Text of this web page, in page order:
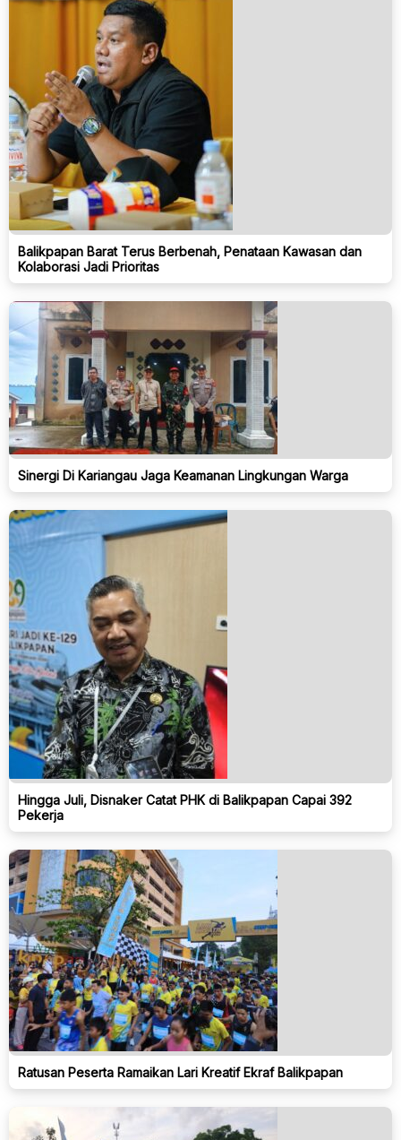
Balikpapan Barat Terus Berbenah, Penataan Kawasan dan
Kolaborasi Jadi Prioritas
Sinergi Di Kariangau Jaga Keamanan Lingkungan Warga
Hingga Juli, Disnaker Catat PHK di Balikpapan Capai 392
Pekerja
Ratusan Peserta Ramaikan Lari Kreatif Ekraf Balikpapan